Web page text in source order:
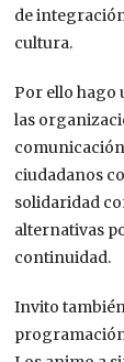
de
cultura.
Por ello hago
las
ciudadanos
solidaridad
alternativas
continuidad.
Invito